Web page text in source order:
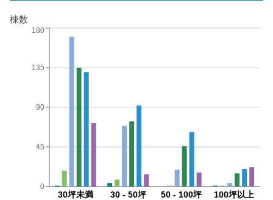
棟数
30坪未満 30 - 50坪 50 - 100坪 100坪以上
0
45
90
135
180